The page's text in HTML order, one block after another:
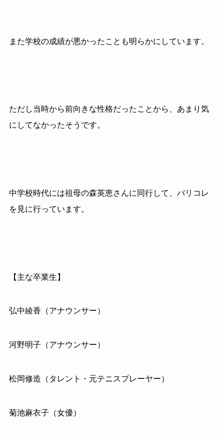
また学校の成績が悪かったことも明らかにしています。
ただし当時から前向きな性格だったことから、あまり気
にしてなかったそうです。
中学校時代には祖母の森英恵さんに同行して、パリコレ
を見に行っています。
【主な卒業生】
弘中綾香（アナウンサー）
河野明子（アナウンサー）
松岡修造（タレント・元テニスプレーヤー）
菊池麻衣子（女優）